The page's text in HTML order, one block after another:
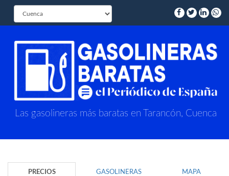
Las gasolineras más baratas en Tarancón, Cuenca
PRECIOS GASOLINERAS MAPA